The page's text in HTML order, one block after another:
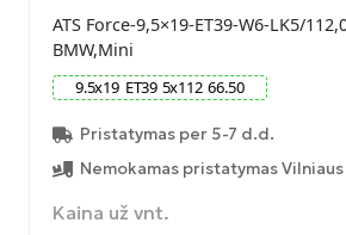
ATS Force-9,5×19-ET39-W6-LK5/
BMW,Mini
9.5x19 ET39 5x112 66.50
Pristatymas per 5-7 d.d.
Nemokamas pristatymas
Kaina už vnt.